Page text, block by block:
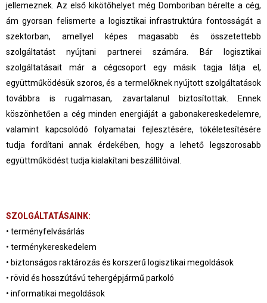
jellemeznek. Az első kikötőhelyet még Domboriban bérelte a cég,
ám gyorsan felismerte a
logisztikai infrastruktúra fontosságát a
szektorban, amellyel képes magasabb és összetettebb
szolgáltatást nyújtani partnerei számára. Bár logisztikai
szolgáltatásait már a cégcsoport egy másik tagja látja el,
együttműködésük szoros, és a termelőknek nyújtott szolgáltatások
továbbra is rugalmasan, zavartalanul biztosítottak. Ennek
köszönhetően a cég minden energiáját a gabonakereskedelemre,
valamint kapcsolódó folyamatai fejlesztésére, tökéletesítésére
tudja fordítani annak érdekében, hogy a lehető legszorosabb
együttműködést tudja kialakítani beszállítóival.
SZOLGÁLTATÁSAINK:
• terményfelvásárlás
• terménykereskedelem
• biztonságos raktározás és korszerű logisztikai megoldások
• rövid és hosszútávú tehergépjármű parkoló
• informatikai megoldások